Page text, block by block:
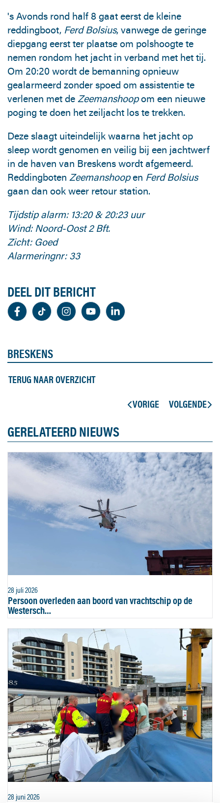
's Avonds rond half 8 gaat eerst de kleine
reddingboot, Ferd Bolsius, vanwege de geringe
diepgang eerst ter plaatse om polshoogte te
nemen rondom het jacht in verband met het tij.
Om 20:20 wordt de bemanning opnieuw
gealarmeerd zonder spoed om assistentie te
verlenen met deZeemanshoopom een nieuwe
poging te doen het zeiljacht los te trekken.
Deze slaagt uiteindelijk waarna het jacht op
sleep wordt genomen en veilig bij een jachtwerf
in de haven van Breskens wordt afgemeerd.
Reddingboten Zeemanshoopen Ferd Bolsius
gaan dan ook weer retour station.
Tijdstip alarm: 13:20 & 20:23 uur
Wind: Noord-Oost 2 Bft.
Zicht: Goed
Alarmeringnr: 33
DEEL DIT BERICHT
BRESKENS
TERUG NAAR OVERZICHT
VORIGE
VOLGENDE
GERELATEERD NIEUWS
28 juli 2026
Persoon overleden aan boord van vrachtschip op de
Westersch…
28 juni 2026